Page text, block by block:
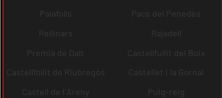
Palafolls
Pacs del Penedès
Rellinars
Rajadell
Premià de Dalt
Castellfullit del Boix
Castellfollit de Riubregós
Castellet i la Gornal
Castell de l´Areny
Puig-reig